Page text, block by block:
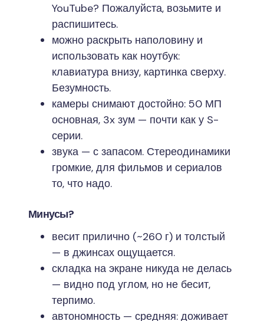
YouTube? Пожалуйста, возьмите и
распишитесь.
можно раскрыть наполовину и
использовать как ноутбук:
клавиатура внизу, картинка сверху.
Безумность.
камеры снимают достойно: 50 МП
основная, 3x зум — почти как у S-
серии.
звука — с запасом. Стереодинамики
громкие, для фильмов и сериалов
то, что надо.
Минусы?
весит прилично (~260 г) и толстый
— в джинсах ощущается.
складка на экране никуда не делась
— видно под углом, но не бесит,
терпимо.
автономность — средняя: доживает